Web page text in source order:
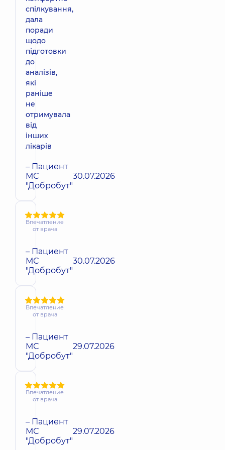
спілкування,
дала
поради
щодо
підготовки
до
аналізів,
які
раніше
не
отримувала
від
інших
лікарів
– Пациент
МС
"Добробут"
30.07.2026
Впечатление
от врача
– Пациент
МС
"Добробут"
30.07.2026
Впечатление
от врача
– Пациент
МС
"Добробут"
29.07.2026
Впечатление
от врача
– Пациент
МС
"Добробут"
29.07.2026